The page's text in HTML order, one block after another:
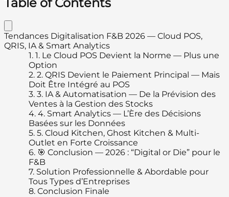
Tendances Digitalisation F&B 2026 — Cloud POS,
QRIS, IA & Smart Analytics
1. 1. Le Cloud POS Devient la Norme — Plus une
Option
2. 2. QRIS Devient le Paiement Principal — Mais
Doit Être Intégré au POS
3. 3. IA & Automatisation — De la Prévision des
Ventes à la Gestion des Stocks
4. 4. Smart Analytics — L’Ère des Décisions
Basées sur les Données
5. 5. Cloud Kitchen, Ghost Kitchen & Multi-
Outlet en Forte Croissance
6. 🎯 Conclusion — 2026 : “Digital or Die” pour le
F&B
7. Solution Professionnelle & Abordable pour
Tous Types d’Entreprises
8. Conclusion Finale